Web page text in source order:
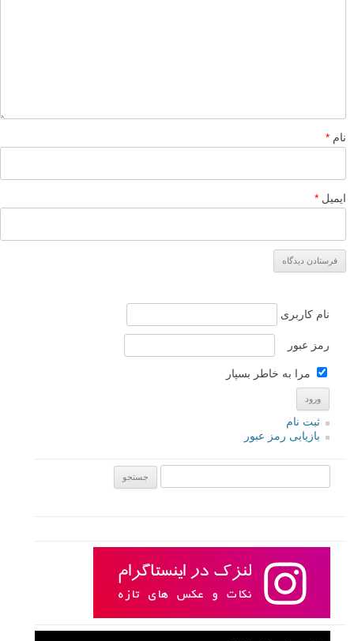
نام *
ایمیل *
نام کاربری
رمز عبور
مرا به خاطر بسپار
ثبت نام
بازیابی رمز عبور